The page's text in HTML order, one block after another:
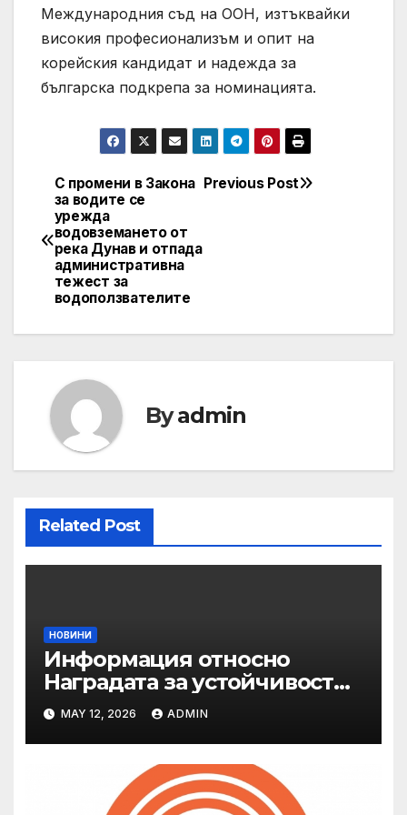
Международния съд на ООН, изтъквайки
високия професионализъм и опит на
корейския кандидат и надежда за
българска подкрепа за номинацията.
Post
navigation
Previous Post
С промени в Закона
за водите се
урежда
водовземането от
река Дунав и отпада
административна
тежест за
водоползвателите
Byadmin
Related Post
НОВИНИ
Информация относно
Наградата за устойчивост
на ОАЕ „Зайед“
MAY 12, 2026 ADMIN